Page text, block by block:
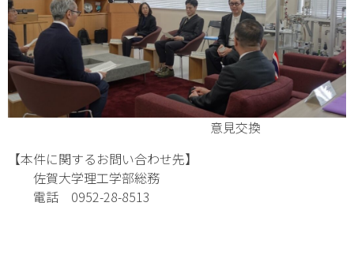
意見交換
【本件に関するお問い合わせ先】
佐賀大学理工学部総務
電話 0952-28-8513